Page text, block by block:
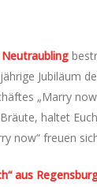
Jubiläum
„Marry
haltet
now“ freuen
aus